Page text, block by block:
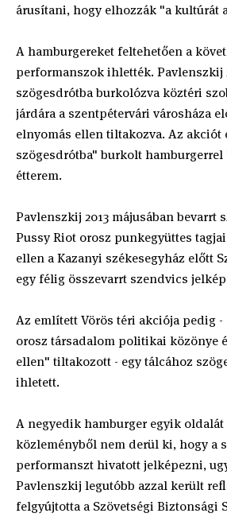
árusítani, hogy elhozzák "a kultúrát
A hamburgereket feltehetően a
performanszok ihlették. Pavlenszkij
szögesdrótba burkolózva köztéri
járdára a szentpétervári városháza
elnyomás ellen tiltakozva. Az akciót
szögesdrótba" burkolt
étterem.
Pavlenszkij 2013 májusában bevarrt
Pussy Riot orosz punkegyüttes
ellen a Kazanyi székesegyház előtt
egy félig összevarrt szendvics
Az említett Vörös téri akciója pedig
orosz társadalom politikai közönye
ellen" tiltakozott - egy tálcához
ihletett.
A negyedik hamburger egyik oldalát
közleményből nem derül ki, hogy a
performanszt hivatott jelképezni,
Pavlenszkij legutóbb azzal került
felgyújtotta a Szövetségi Biztonsági